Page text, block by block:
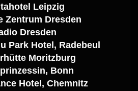
Leipzig
Zentrum Dresden
Dresden
Park Hotel, Radebeul
Moritzburg
Bonn
Hotel, Chemnitz